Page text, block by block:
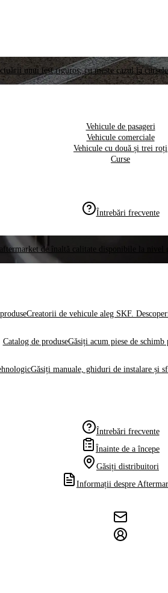
unui test riguros, cu meste cazul la
Vehicule de pasageri
Vehicule comerciale
Vehicule cu două și trei roți
Curse
Întrebări frecvente
de înaltă calitate disponibile la
Creatorii de vehicule aleg SKF.
Catalog de produseGăsiți acum piese de schimb
Găsiți manuale, ghiduri de instalare și
Întrebări frecvente
Înainte de a începe
Găsiți distribuitori
Informații despre